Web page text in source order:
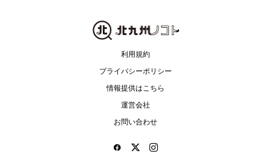
利用規約
プライバシーポリシー
情報提供はこちら
運営会社
お問い合わせ